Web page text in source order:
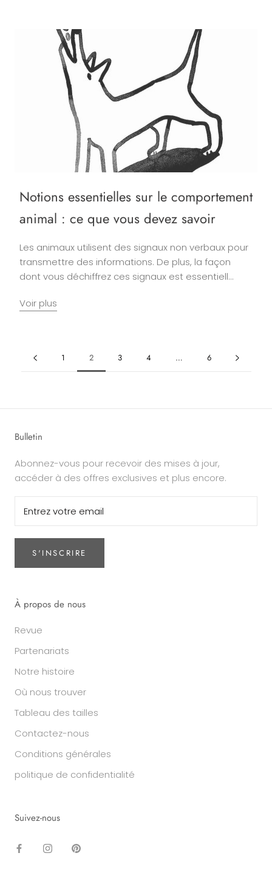
Notions essentielles sur le comportement
animal : ce que vous devez savoir
Les animaux utilisent des signaux non verbaux pour
transmettre des informations. De plus, la façon
dont vous déchiffrez ces signaux est essentiell...
Voir plus
1 2 3 4 … 6
Bulletin
Abonnez-vous pour recevoir des mises à jour,
accéder à des offres exclusives et plus encore.
S'INSCRIRE
À propos de nous
Revue
Partenariats
Notre histoire
Où nous trouver
Tableau des tailles
Contactez-nous
Conditions générales
politique de confidentialité
Suivez-nous